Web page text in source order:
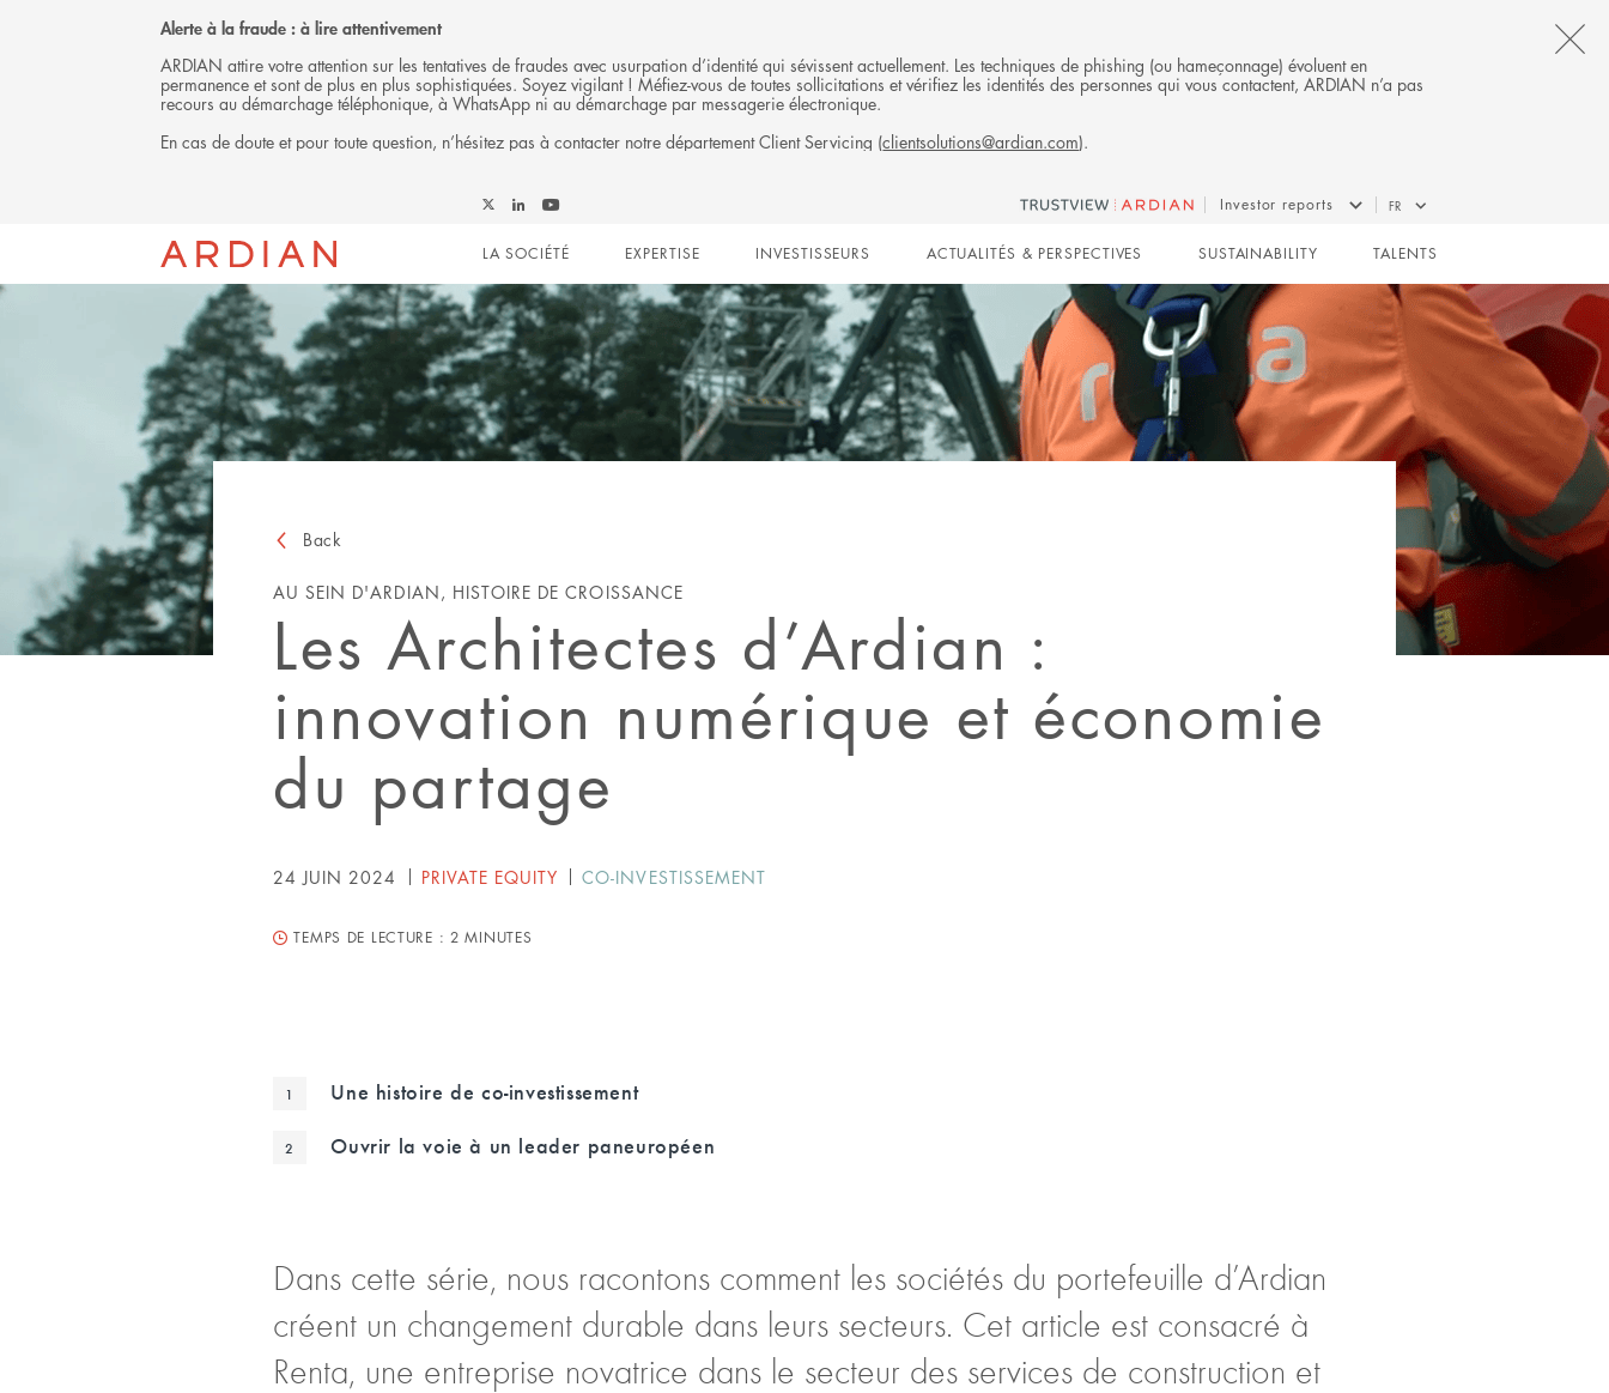
Alerte à la fraude : à lire attentivement
ARDIAN attire votre attention sur les tentatives de fraudes avec usurpation d’identité qui sévissent actuellement. Les techniques de phishing (ou hameçonnage) évoluent en
permanence et sont de plus en plus sophistiquées. Soyez vigilant ! Méfiez-vous de toutes sollicitations et vérifiez les identités des personnes qui vous contactent, ARDIAN n’a pas
recours au démarchage téléphonique, à WhatsApp ni au démarchage par messagerie électronique.
En cas de doute et pour toute question, n’hésitez pas à contacter notre département Client Servicing (clientsolutions@ardian.com).
on
on
Ardian
on
LinkedIn
Investor reports FR
Main
navigation
LA SOCIÉTÉ EXPERTISE INVESTISSEURS ACTUALITÉS & PERSPECTIVES SUSTAINABILITY TALENTS
Back
AU SEIN D'ARDIAN, HISTOIRE DE CROISSANCE
Les Architectes d’Ardian :
innovation numérique et économie
du partage
24 JUIN 2024 PRIVATE EQUITY CO-INVESTISSEMENT
TEMPS DE LECTURE :2 MINUTES
Une histoire de co-investissement
Ouvrir la voie à un leader paneuropéen
Dans cette série, nous racontons comment les sociétés du portefeuille d’Ardian
créent un changement durable dans leurs secteurs. Cet article est consacré à
Renta, une entreprise novatrice dans le secteur des services de construction et